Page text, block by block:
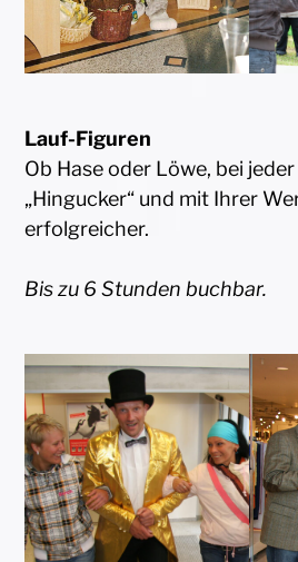
Lauf-Figuren
Ob Hase oder Löwe, bei
„Hingucker“ und mit Ihrer
erfolgreicher.
Bis zu 6 Stunden buchbar.